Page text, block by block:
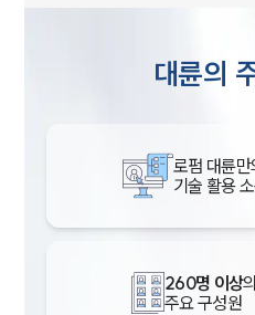
대륜의
로펌 대륜만
기술 활용
260명 이상의
주요 구성원